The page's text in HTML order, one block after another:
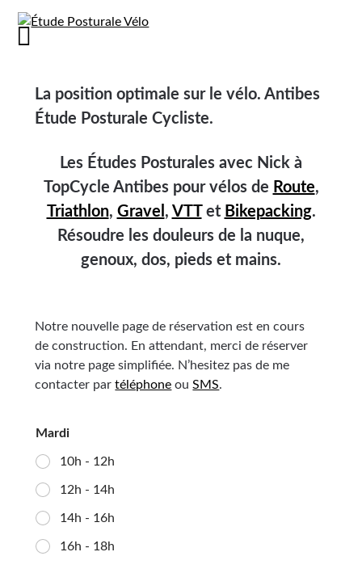
La position optimale sur le vélo. Antibes
Étude Posturale Cycliste.
Les Études Posturales avec Nick à
TopCycle Antibes pour vélos de Route,
Triathlon, Gravel , VTT et Bikepacking.
Résoudre les douleurs de la nuque,
genoux, dos, pieds et mains.
Notre nouvelle page de réservation est en cours
de construction. En attendant, merci de réserver
via notre page simplifiée. N’hesitez pas de me
contacter partéléphone ouSMS.
Mardi
10h - 12h
12h - 14h
14h - 16h
16h - 18h